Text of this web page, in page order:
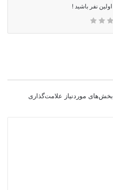
اولین نفر باشید !
بخش‌های موردنیاز علامت‌گذاری